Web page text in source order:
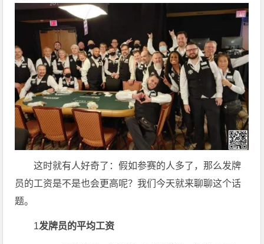
这时就有人好奇了：假如参赛的人多了，那么发牌
员的工资是不是也会更高呢？我们今天就来聊聊这个话
题。
1发牌员的平均工资